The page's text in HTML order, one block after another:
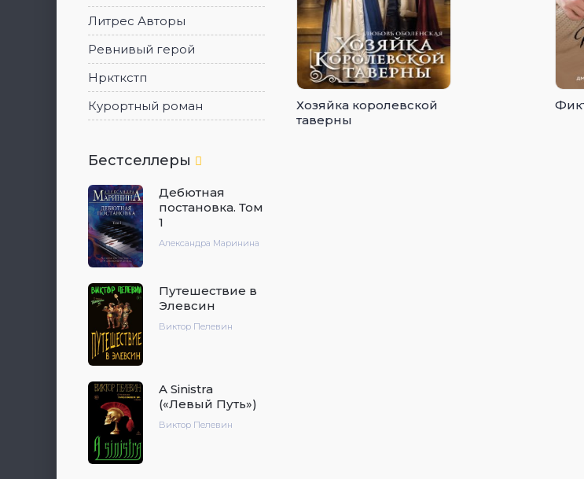
Литрес Авторы
Ревнивый герой
Нркткстп
Курортный роман
Бестселлеры
Дебютная
постановка. Том
1
Александра Маринина
Путешествие в
Элевсин
Виктор Пелевин
A Sinistra
(«Левый Путь»)
Виктор Пелевин
Хозяйка королевской
таверны